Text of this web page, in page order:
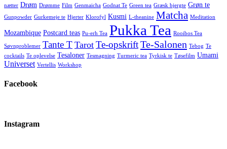
nætter Drøm Drømme Film Genmaicha Godnat Te Green tea Græsk bjergte Grøn te
Gunpowder Gurkemeje te Hjerter Klorofyl Kusmi L-theanine Matcha Meditation
Mozambique Postcard teas Pu-erh Tea Pukka Tea Rooibos Tea
Søvnproblemer Tante T Tarot Te-opskriftTe-Salonen Tebog Te
cocktails Te oplevelse Tesaloner Tesmagning Turmeric tea Tyrkisk te Tøsefilm Umami
Universet Vertellis Workshop
Facebook
Instagram